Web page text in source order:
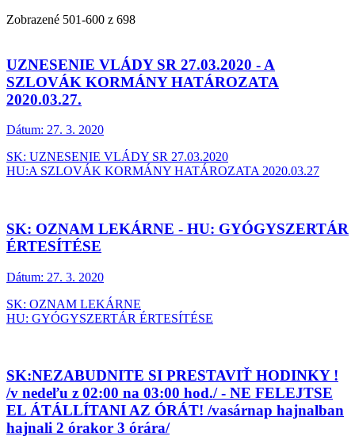
Zobrazené 501-600 z 698
UZNESENIE VLÁDY SR 27.03.2020 - A
SZLOVÁK KORMÁNY HATÁROZATA
2020.03.27.
Dátum: 27. 3. 2020
SK: UZNESENIE VLÁDY SR 27.03.2020
HU:A SZLOVÁK KORMÁNY HATÁROZATA 2020.03.27
SK: OZNAM LEKÁRNE - HU: GYÓGYSZERTÁR
ÉRTESÍTÉSE
Dátum: 27. 3. 2020
SK: OZNAM LEKÁRNE
HU: GYÓGYSZERTÁR ÉRTESÍTÉSE
SK:NEZABUDNITE SI PRESTAVIŤ HODINKY !
/v nedeľu z 02:00 na 03:00 hod./ - NE FELEJTSE
EL ÁTÁLLÍTANI AZ ÓRÁT! /vasárnap hajnalban
hajnali 2 órakor 3 órára/